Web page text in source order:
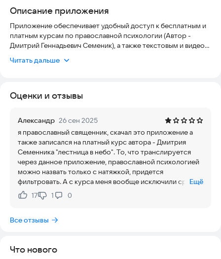
Описание приложения
Приложение обеспечивает удобный доступ к бесплатным и
платным курсам по православной психологии (Автор -
Дмитрий Геннадьевич Семеник), а также текстовым и видео-
Бесплатная диагностика позволяет выявить проблемы, а
Читать дальше
Оценки и отзывы
Александр 26 сен 2025
я православный священник, скачал это приложение а
также записался на платный курс автора - Дмитрия
Семенника "лестница в небо". То, что транслируется
через данное приложение, православной психологией
можно назвать только с натяжкой, придется
фильтровать. А с курса меня вообще исключили сразу
же))) причём без объяснения причин. Так что это скорее
"школа психологии Дмитрия Семеника", а не
это психология святых отцов! А не светских
Ещё
Нравится:
17Не нравится:
1 0
Все отзывы
Что нового